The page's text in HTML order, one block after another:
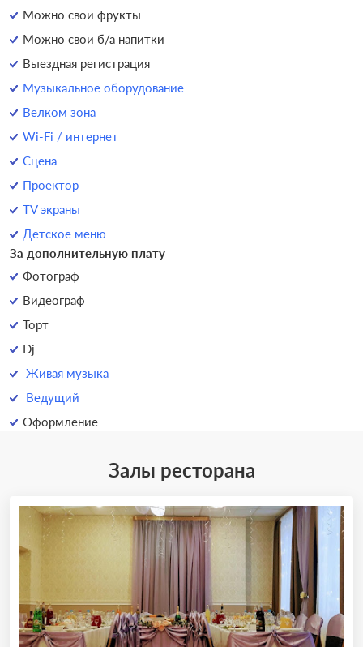
Можно свои фрукты
Можно свои б/а напитки
Выездная регистрация
Музыкальное оборудование
Велком зона
Wi-Fi / интернет
Сцена
Проектор
TV экраны
Детское меню
За дополнительную плату
Фотограф
Видеограф
Торт
Dj
Живая музыка
Ведущий
Оформление
Залы ресторана